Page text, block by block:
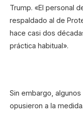
Trump. «El personal
respaldado al de
hace casi dos
práctica habitual».
Sin embargo,
opusieron a la medida.